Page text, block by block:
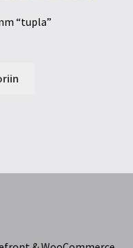
“tupla”